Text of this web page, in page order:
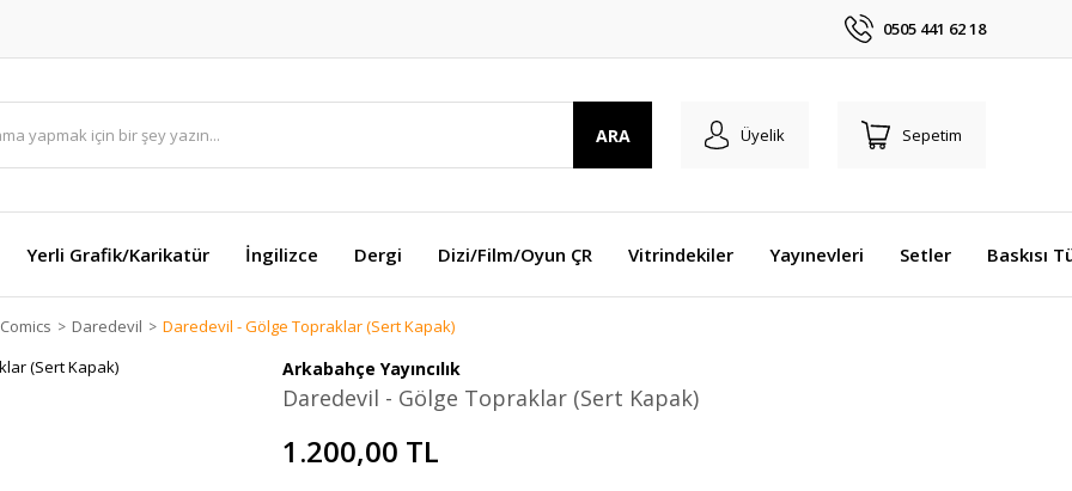
0505 441 62 18
ARA Üyelik Sepetim
Yerli Grafik/Karikatür İngilizce Dergi Dizi/Film/Oyun ÇR Vitrindekiler Yayınevleri Setler Baskısı
Daredevil Daredevil - Gölge Topraklar (Sert Kapak)
Arkabahçe Yayıncılık
Daredevil - Gölge Topraklar (Sert Kapak)
1.200,00 TL